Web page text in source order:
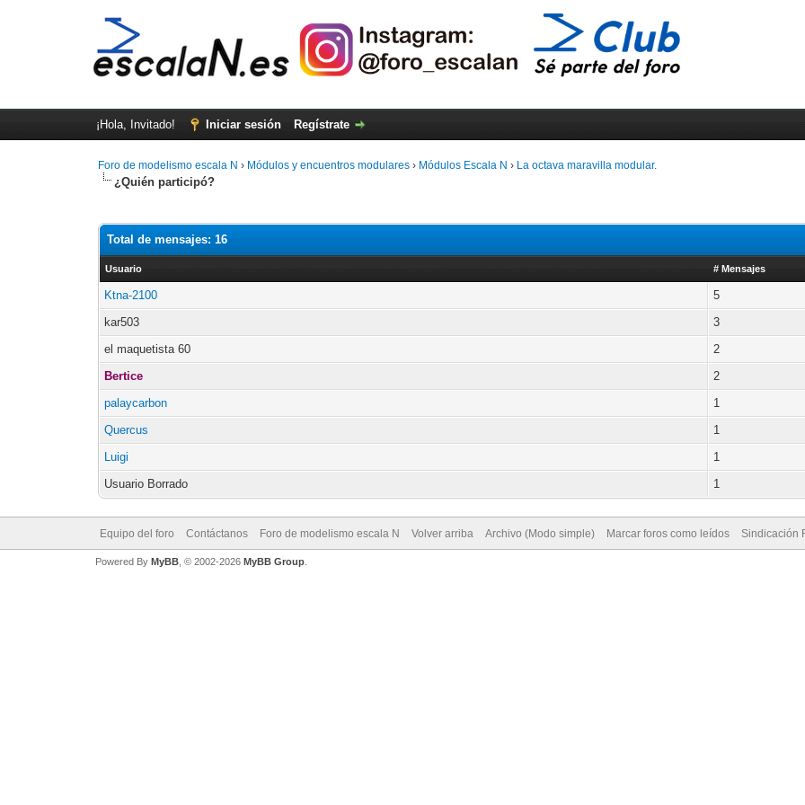
¡Hola, Invitado! Iniciar sesión Regístrate
Foro de modelismo escala N › Módulos y encuentros modulares › Módulos Escala N › La octava maravilla modular.
¿Quién participó?
Total de mensajes: 16
Usuario # Mensajes
Ktna-2100
5
kar503
3
el maquetista 60
2
Bertice
2
palaycarbon
1
Quercus
1
Luigi
1
Usuario Borrado
1
Equipo del foro Contáctanos Foro de modelismo escala N Volver arriba Archivo (Modo simple) Marcar foros como leídos Sindicación
Powered By MyBB, © 2002-2026 MyBB Group.